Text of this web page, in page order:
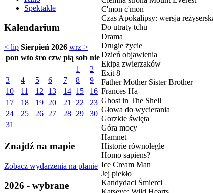
Spektakle
Kalendarium
< lip Sierpień 2026 wrz >
pon wto śro czw pią sob nie
1
2
3
4 5 6 7 8
9
10
11 12 13 14 15
16
17
18 19 20 21 22
23
24
25 26 27 28 29
30
31
Znajdź na mapie
Zobacz wydarzenia na planie
2026 - wybrane
C'mon c'mon
Czas Apokalipsy: wersja
Do utraty tchu
Drama
Drugie życie
Dzień objawienia
Ekipa zwierzaków
Exit 8
Father Mother Sister Brother
Frances Ha
Ghost in The Shell
Głowa do wycierania
Gorzkie święta
Góra mocy
Hamnet
Historie równoległe
Homo sapiens?
Ice Cream Man
Jej piekło
Kandydaci Śmierci